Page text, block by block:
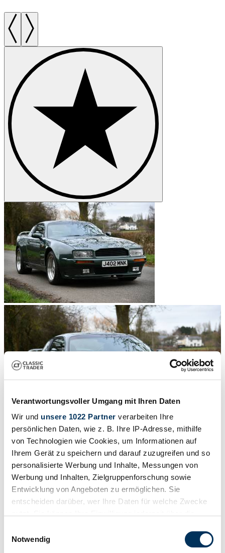
Verantwortungsvoller Umgang mit Ihren Daten
Wir und unsere 1022 Partner verarbeiten Ihre
persönlichen Daten, wie z. B. Ihre IP-Adresse, mithilfe
von Technologien wie Cookies, um Informationen auf
Ihrem Gerät zu speichern und darauf zuzugreifen und so
personalisierte Werbung und Inhalte, Messungen von
Werbung und Inhalten, Zielgruppenforschung sowie
Entwicklung von Angeboten zu ermöglichen. Sie
entscheiden darüber, wer Ihre Daten für welche Zwecke
Trigger Symbol ändern oder widerrufen
Notwendig
/
1991 | Aston Martin Virage 6.3 Litre
Aston Martin Virage 6.3 Coupe Works Demonstrator
Price on request